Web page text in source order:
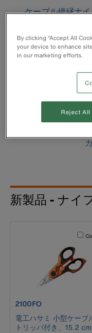
ン ケーブル絶縁ナ
新製品 - ナイ
product number 2100FO
2100FO
電工ハサミ 小型ケーブ
トリッパ付き、15.2 cm
By clicking “Accept All
your device to enhance
in our marketing efforts.
Reject All